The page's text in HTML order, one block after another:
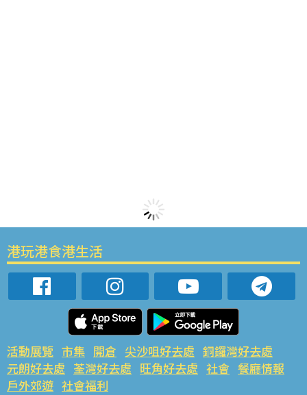
港玩港食港生活
活動展覽 市集 開倉 尖沙咀好去處 銅鑼灣好去處
元朗好去處 荃灣好去處 旺角好去處 社會 餐廳情報
戶外郊遊 社會福利